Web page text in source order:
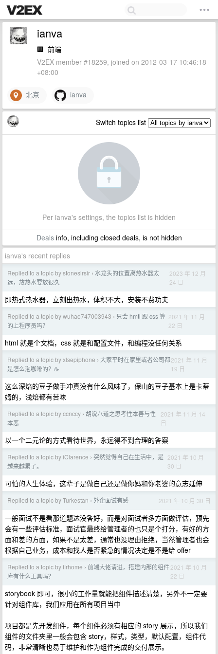
ianva
🏢 前端
V2EX member #18259, joined on 2012-03-17 10:46:18
+08:00
北京 ianva
Switch topics list
Per ianva's settings, the topics list is hidden
Dealsinfo, including closed deals, is not hidden
ianva's recent replies
Replied to a topic by stonesirsir › 水龙头的位置离热水器太
远，放热水要放很久
2023 年 12 月
24 日
即热式热水器，立刻出热水，体积不大，安装不费功夫
Replied to a topic by wuhao747003943 › 只会 hmtl 跟 css 算
的上程序员吗？
2021 年 11 月
22 日
html 就是个文档，css 就是和配置文件，和编程没任何关系
Replied to a topic by xlsepiphone › 大家平时在家里或者公司都
是怎么泡咖啡的？☕
2021 年 11 月
19 日
这么深焙的豆子做手冲真没有什么风味了，保山的豆子基本上是卡蒂
姆的，浅焙都有苦味
Replied to a topic by ccnccy › 胡说八道之思考性本善与性
本恶
2021 年 11 月 14
日
以一个二元论的方式看待世界，永远得不到合理的答案
Replied to a topic by iClarence › 突然觉得自己在生活中，是
越来越累了。
2021 年 10 月
30 日
可怕的人生体验，这辈子是做自己还是做你妈和你老婆的意志延伸
Replied to a topic by Turkestan › 外企面试有感 2021 年 10 月 30 日
一般面试不是看那道题达没答好，而是对面试者多方面做评估，预先
会有一些评估标准，面试官最终给管理者的也只是个打分，有好的方
面和差的方面，如果不是太差，通常也没理由拒绝，当然管理者也会
根据自己业务，成本和找人是否紧急的情况决定是不是给 offer
Replied to a topic by firhome › 前端大佬请进，搭建内部的组件
库有什么工具吗？
2021 年 10 月
22 日
storybook 即可，很小的工作量就能把组件描述清楚，另外不一定要
针对组件库，我们应用在所有项目当中
项目都是先开发组件，每个组件必须有相应的 story 展示，所以我们
组件的文件夹里一般会包含 story，样式，类型，默认配置，组件代
码，非常清晰也易于维护和作为组件完成的交付展示。